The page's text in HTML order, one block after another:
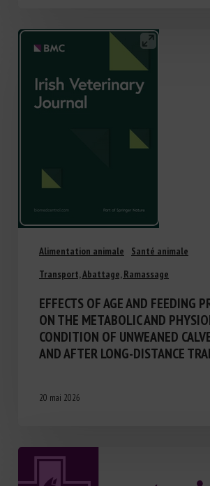
Alimentation animale
Santé animale
Transport, Abattage, Ramassage
EFFECTS OF AGE AND FEEDING
ON THE METABOLIC AND
CONDITION OF UNWEANED
AND AFTER LONG-DISTANCE
20 mai 2026